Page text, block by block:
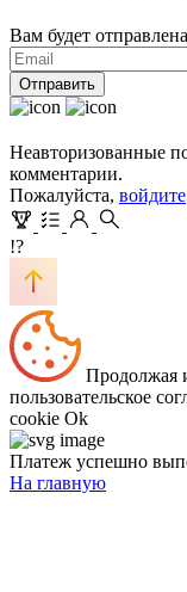
Вам будет
Отправить
Неавторизованные
комментарии.
Пожалуйста, войдите
!?
Продолжая
пользовательское
cookie Ok
Платеж успешно
На главную